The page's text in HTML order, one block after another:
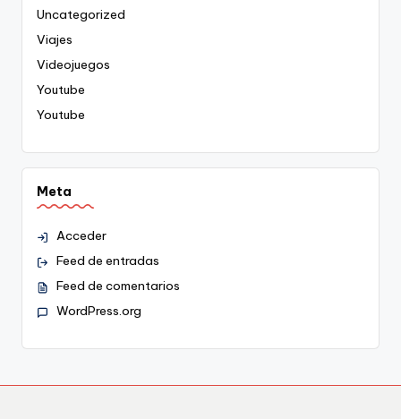
Uncategorized
Viajes
Videojuegos
Youtube
Youtube
Meta
Acceder
Feed de entradas
Feed de comentarios
WordPress.org